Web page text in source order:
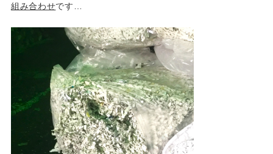
組み合わせです…